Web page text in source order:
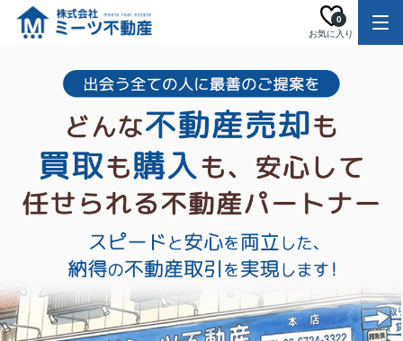
お気に入り
0